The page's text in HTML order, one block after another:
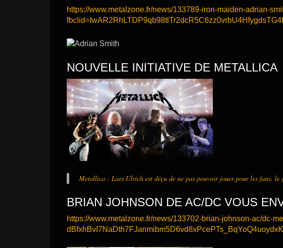
https://www.metalzone.fr/news/133789-iron-maiden-adrian-
NOUVELLE INITIATIVE DE METALLICA
Metallica : Lars Ulrich est déçu de ne pas pouvoir jouer pour les fans,
BRIAN JOHNSON DE AC/DC VOUS
https://www.metalzone.fr/news/133702-brian-johnson-ac/dc-